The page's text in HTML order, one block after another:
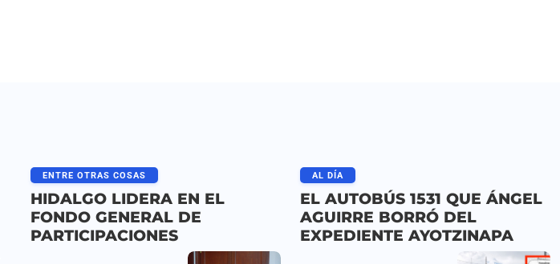
ENTRE OTRAS COSAS
HIDALGO LIDERA EN EL
FONDO GENERAL DE
PARTICIPACIONES
AL DÍA
EL AUTOBÚS 1531 QUE ÁNGEL
AGUIRRE BORRÓ DEL
EXPEDIENTE AYOTZINAPA